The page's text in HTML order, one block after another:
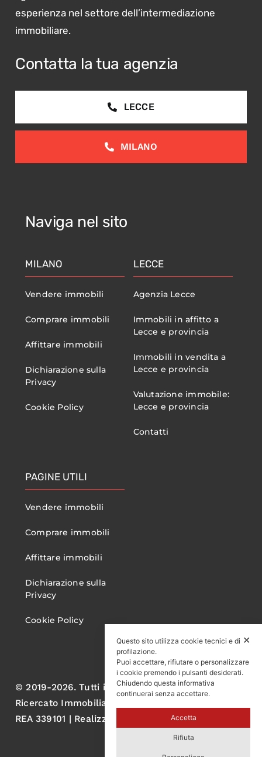
esperienza nel settore dell’intermediazione
immobiliare.
Contatta la tua agenzia
LECCE
MILANO
Naviga nel sito
MILANO
Vendere immobili
Comprare immobili
Affittare immobili
Dichiarazione sulla
Privacy
Cookie Policy
LECCE
Agenzia Lecce
Immobili in affitto a
Lecce e provincia
Immobili in vendita a
Lecce e provincia
Valutazione immobile:
Lecce e provincia
Contatti
PAGINE UTILI
Vendere immobili
Comprare immobili
Affittare immobili
Dichiarazione sulla
Privacy
Cookie Policy
© 2019-2026. Tutti i diritti sono riservati. Gruppo
Ricercato Immobiliare S.r.l. P.IVA 05060570750
REA 339101 | Realizzato da AL
✕
Questo sito utilizza cookie tecnici e di
profilazione.
Puoi accettare, rifiutare o personalizzare
i cookie premendo i pulsanti desiderati.
Chiudendo questa informativa
continuerai senza accettare.
Accetta
Rifiuta